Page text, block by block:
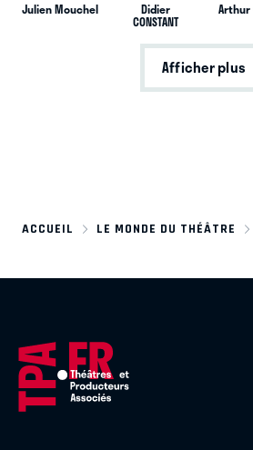
Julien Mouchel Didier
CONSTANT
Arthur
Afficher plus
ACCUEIL LE MONDE DU THÉÂTRE